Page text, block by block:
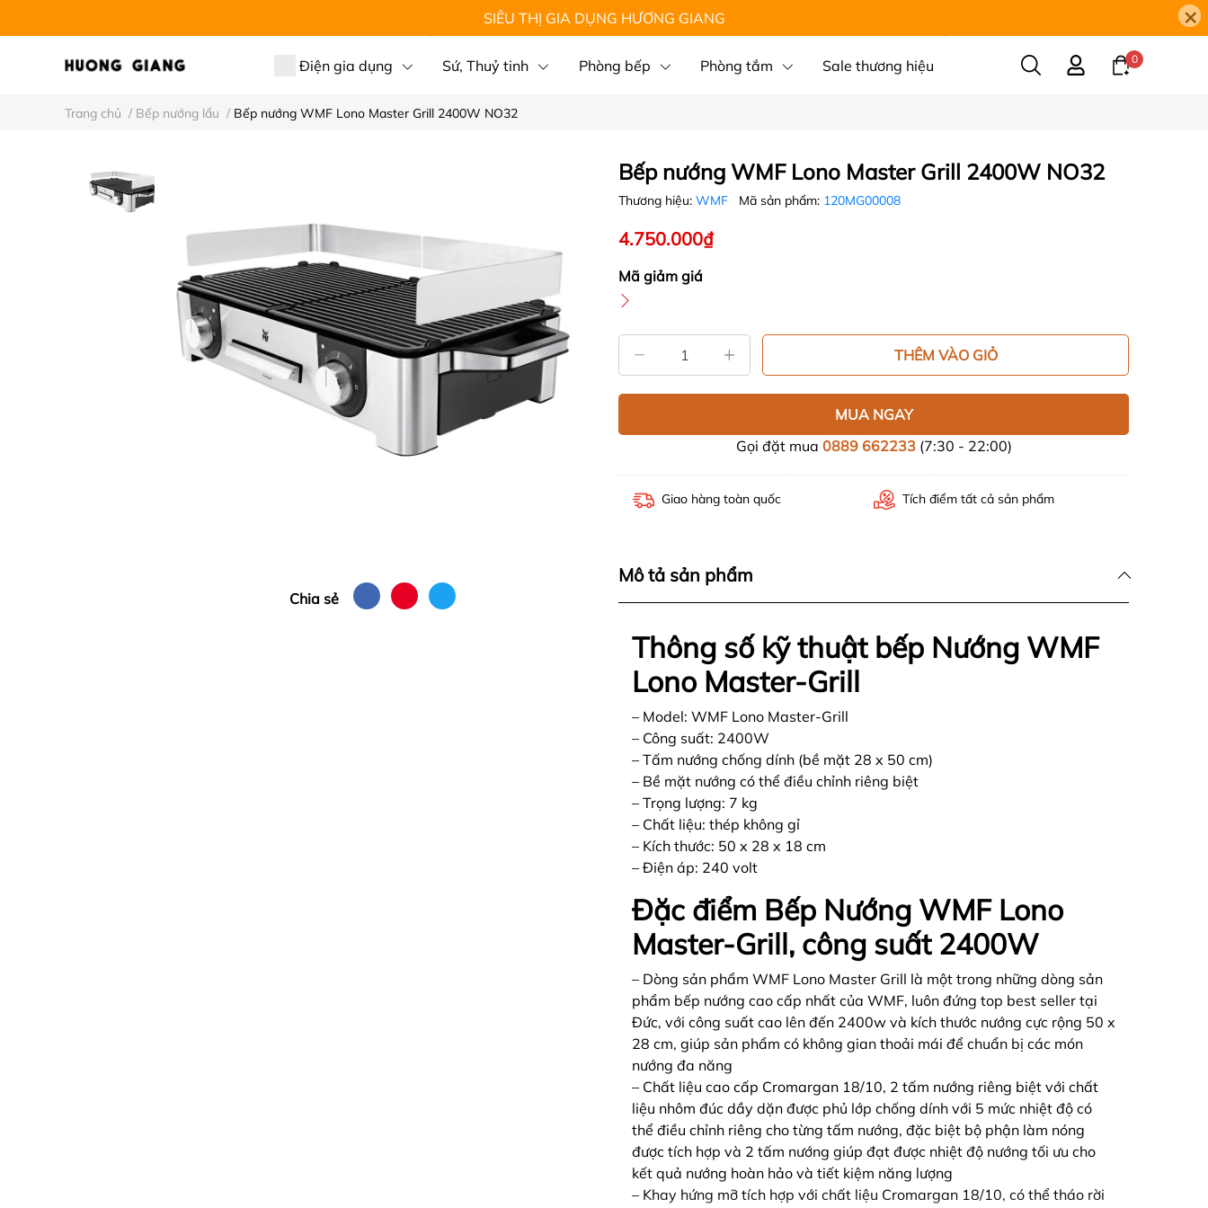
SIÊU THỊ GIA DỤNG HƯƠNG GIANG ×
Điện gia dụng Sứ, Thuỷ tinh Phòng bếp Phòng tắm Sale thương hiệu 0
Trang chủ / Bếp nướng lẩu / Bếp nướng WMF Lono Master Grill 2400W NO32
Chia sẻ
Bếp nướng WMF Lono Master Grill 2400W NO32
Thương hiệu: WMF Mã sản phẩm: 120MG00008
4.750.000₫
Mã giảm giá
THÊM VÀO GIỎ
MUA NGAY
Gọi đặt mua 0889 662233(7:30 - 22:00)
Giao hàng toàn quốc Tích điểm tất cả sản phẩm
Mô tả sản phẩm
Thông số kỹ thuật bếp Nướng WMF
Lono Master-Grill
– Model: WMF Lono Master-Grill
– Công suất: 2400W
– Tấm nướng chống dính (bề mặt 28 x 50 cm)
– Bề mặt nướng có thể điều chỉnh riêng biệt
– Trọng lượng: 7 kg
– Chất liệu: thép không gỉ
– Kích thước: 50 x 28 x 18 cm
– Điện áp: 240 volt
Đặc điểm Bếp Nướng WMF Lono
Master-Grill, công suất 2400W
– Dòng sản phẩm WMF Lono Master Grill là một trong những dòng sản
phẩm bếp nướng cao cấp nhất của WMF, luôn đứng top best seller tại
Đức, với công suất cao lên đến 2400w và kích thước nướng cực rộng 50 x
28 cm, giúp sản phẩm có không gian thoải mái để chuẩn bị các món
nướng đa năng
– Chất liệu cao cấp Cromargan 18/10, 2 tấm nướng riêng biệt với chất
liệu nhôm đúc dầy dặn được phủ lớp chống dính với 5 mức nhiệt độ có
thể điều chỉnh riêng cho từng tấm nướng, đặc biệt bộ phận làm nóng
được tích hợp và 2 tấm nướng giúp đạt được nhiệt độ nướng tối ưu cho
kết quả nướng hoàn hảo và tiết kiệm năng lượng
– Khay hứng mỡ tích hợp với chất liệu Cromargan 18/10, có thể tháo rời